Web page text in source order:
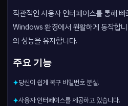
직관적인 사용자 인터페이스를 통해
Windows 환경에서 원활하게 동작합
의 성능을 유지합니다.
주요 기능
✦당신이 쉽게 복구 비밀번호 분실.
✦사용자 인터페이스를 제공하고 있습니다.